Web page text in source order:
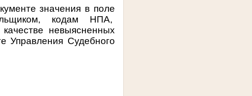
значения в поле
кодам НПА,
невыясненных
Управления Судебного